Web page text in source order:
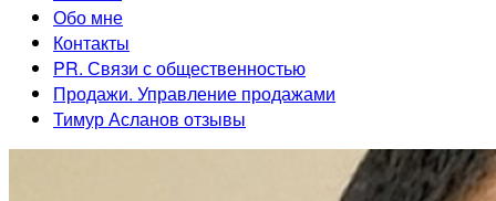
Обо мне
Контакты
PR. Связи с общественностью
Продажи. Управление продажами
Тимур Асланов отзывы